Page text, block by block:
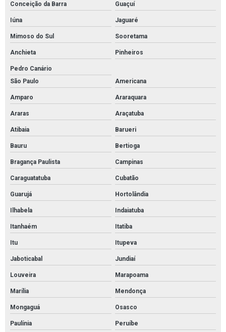
Conceição da Barra Guaçuí
Iúna Jaguaré
Mimoso do Sul Sooretama
Anchieta Pinheiros
Pedro Canário
São Paulo
Americana
Amparo Araraquara
Araras Araçatuba
Atibaia Barueri
Bauru Bertioga
Bragança Paulista Campinas
Caraguatatuba Cubatão
Guarujá Hortolândia
Ilhabela Indaiatuba
Itanhaém Itatiba
Itu Itupeva
Jaboticabal Jundiaí
Louveira Marapoama
Marília Mendonça
Mongaguá Osasco
Paulínia Peruíbe